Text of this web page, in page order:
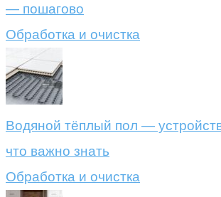
— пошагово
Обработка и очистка
Водяной тёплый пол —
что важно знать
Обработка и очистка